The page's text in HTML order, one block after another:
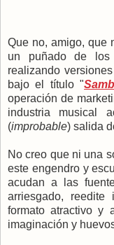
Que no, amigo, que
un puñado de los
realizando
bajo el título "
operación de
industria musical
(improbable) salida
No creo que ni una
este engendro y
acudan a las
arriesgado,
formato atractivo y
imaginación y